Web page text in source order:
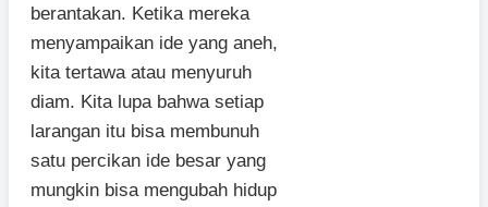
berantakan. Ketika mereka
menyampaikan ide yang aneh,
kita tertawa atau menyuruh
diam. Kita lupa bahwa setiap
larangan itu bisa membunuh
satu percikan ide besar yang
mungkin bisa mengubah hidup